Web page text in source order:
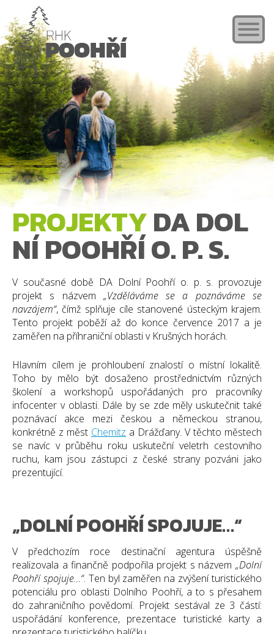
PROJEKTYDA DOL
NÍ POOHŘÍ O. P. S.
V současné době DA Dolní Poohří o. p. s. provozuje
projekt s názvem „Vzděláváme se a poznáváme se
navzájem“, čímž splňuje cíle stanovené ústeckým krajem.
Tento projekt poběží až do konce července 2017 a je
zaměřen na příhraniční oblasti v Krušných horách.
Hlavním cílem je prohloubení znalostí o místní lokalitě.
Toho by mělo být dosaženo prostřednictvím různých
školení a workshopů uspořádaných pro pracovníky
infocenter v oblasti. Dále by se zde měly uskutečnit také
poznávací akce mezi českou a německou stranou,
konkrétně z měst Chemitz a Drážďany. V těchto městech
se navíc v průběhu roku uskuteční veletrh cestovního
ruchu, kam jsou zástupci z české strany pozváni jako
prezentující.
„DOLNÍ POOHŘÍ SPOJUJE…“
V předchozím roce destinační agentura úspěšně
realizovala a finančně podpořila projekt s názvem „Dolní
Poohří spojuje…“. Ten byl zaměřen na zvýšení turistického
potenciálu pro oblasti Dolního Poohří, a to s přesahem
do zahraničního povědomí. Projekt sestával ze 3 částí:
uspořádání konference, prezentace turistické karty a